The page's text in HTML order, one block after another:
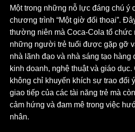
Một trong những nỗ lực đáng chú ý
chương trình “Một giờ đối thoại”.
thường niên mà Coca-Cola tổ chức
những người trẻ tuổi được gặp gỡ
nhà lãnh đạo và nhà sáng tạo hàng
kinh doanh, nghệ thuật và giáo
không chỉ khuyến khích sự trao đổi
giao tiếp của các tài năng trẻ mà
cảm hứng và đam mê trong việc
nhân.